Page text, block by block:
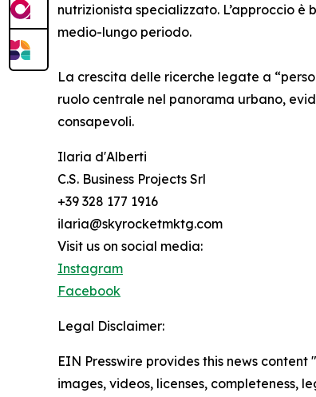
nutrizionista specializzato. L’approccio
medio-lungo periodo.
La crescita delle ricerche legate a
ruolo centrale nel panorama urbano,
consapevoli.
Ilaria d'Alberti
C.S. Business Projects Srl
+39 328 177 1916
ilaria@skyrocketmktg.com
Visit us on social media:
Instagram
Facebook
Legal Disclaimer:
EIN Presswire provides this news
images, videos, licenses, completeness,